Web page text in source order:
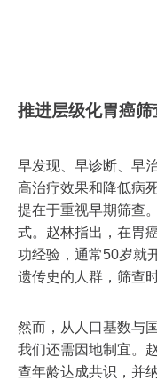
推进层级化胃癌筛
早发现、早诊断、早
高治疗效果和降低病
提在于重视早期筛查
式。赵林指出，在胃
功经验，通常50岁就
遗传史的人群，筛查
然而，从人口基数与
我们还需因地制宜。
查年龄达成共识，并